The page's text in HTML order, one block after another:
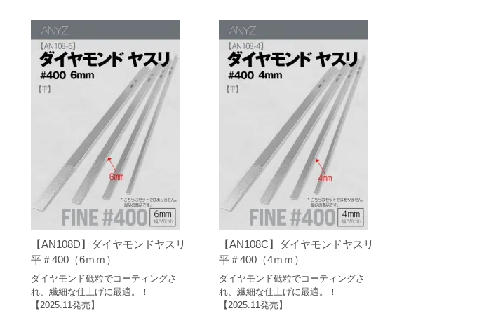
【AN108D】ダイヤモンドヤスリ
平＃400（6ｍｍ）
ダイヤモンド砥粒でコーティングさ
れ、繊細な仕上げに最適。！
【2025.11発売】
【AN108C】ダイヤモンドヤスリ
平＃400（4ｍｍ）
ダイヤモンド砥粒でコーティングさ
れ、繊細な仕上げに最適。！
【2025.11発売】